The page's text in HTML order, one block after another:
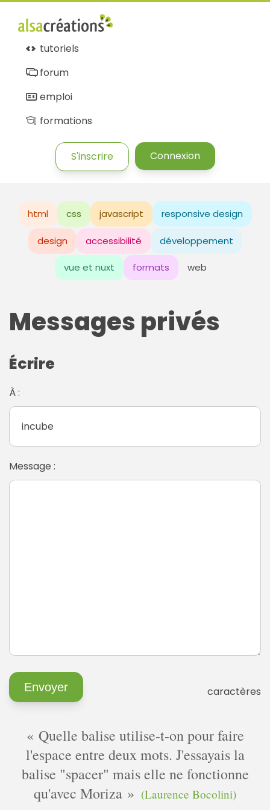
tutoriels
forum
emploi
formations
S'inscrire Connexion
html css javascript responsive design
design accessibilité développement
vue et nuxt formats web
Messages privés
Écrire
À :
Message :
caractères
Quelle balise utilise-t-on pour faire
l'espace entre deux mots. J'essayais la
balise "spacer" mais elle ne fonctionne
qu'avec Moriza
(Laurence Bocolini)